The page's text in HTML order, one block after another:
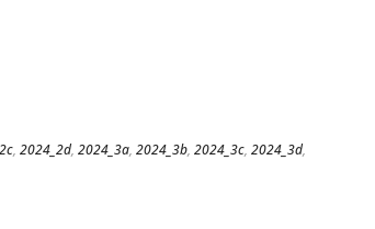
, 2024_2d, 2024_3a, 2024_3b, 2024_3c, 2024_3d,